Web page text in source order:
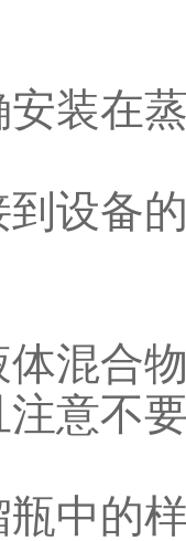
装在
设备
混合
注意不
中的